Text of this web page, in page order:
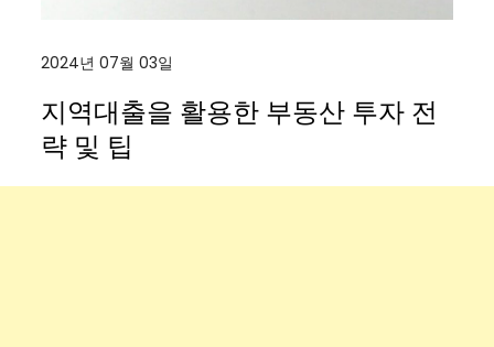
2024년 07월 03일
지역대출을 활용한 부동산 투자 전
략 및 팁